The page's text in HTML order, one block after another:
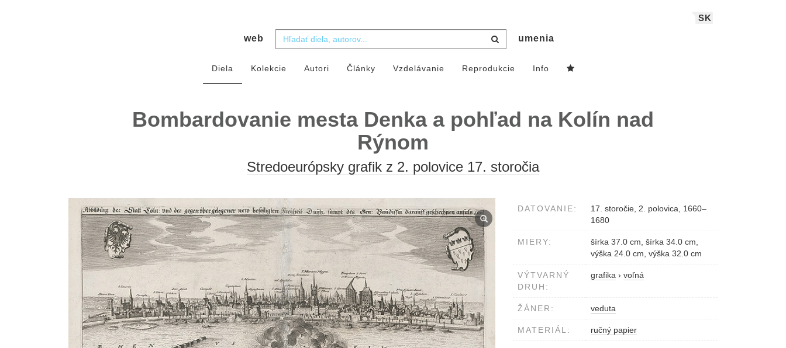
SK
web umenia
Diela Kolekcie Autori Články Vzdelávanie Reprodukcie Info
Bombardovanie mesta Denka a pohľad na Kolín nad
Rýnom
Stredoeurópsky grafik z 2. polovice 17. storočia
DATOVANIE:
17. storočie, 2. polovica, 1660–
1680
MIERY:
šírka 37.0 cm, šírka 34.0 cm,
výška 24.0 cm, výška 32.0 cm
VÝTVARNÝ
DRUH:
grafika › voľná
ŽÁNER: veduta
MATERIÁL: ručný papier